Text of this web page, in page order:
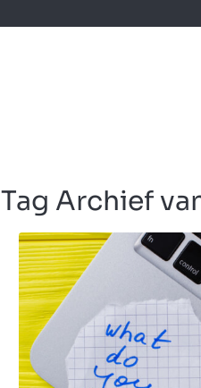
Tag Archief